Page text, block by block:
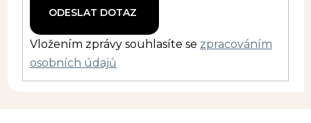
Vložením zprávy souhlasíte se zpracováním
osobních údajů